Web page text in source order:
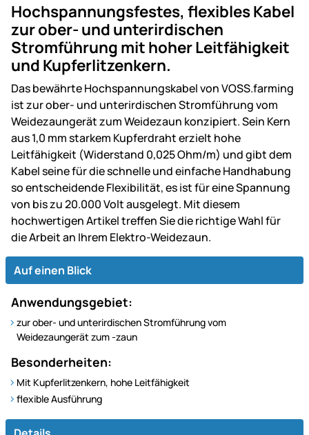
Hochspannungsfestes, flexibles Kabel
zur ober- und unterirdischen
Stromführung mit hoher Leitfähigkeit
und Kupferlitzenkern.
Das bewährte Hochspannungskabel von VOSS.farming
ist zur ober- und unterirdischen Stromführung vom
Weidezaungerät zum Weidezaun konzipiert. Sein Kern
aus 1,0 mm starkem Kupferdraht erzielt hohe
Leitfähigkeit (Widerstand 0,025 Ohm/m) und gibt dem
Kabel seine für die schnelle und einfache Handhabung
so entscheidende Flexibilität, es ist für eine Spannung
von bis zu 20.000 Volt ausgelegt. Mit diesem
hochwertigen Artikel treffen Sie die richtige Wahl für
die Arbeit an Ihrem Elektro-Weidezaun.
Auf einen Blick
Anwendungsgebiet:
zur ober- und unterirdischen Stromführung vom
Weidezaungerät zum -zaun
Besonderheiten:
Mit Kupferlitzenkern, hohe Leitfähigkeit
flexible Ausführung